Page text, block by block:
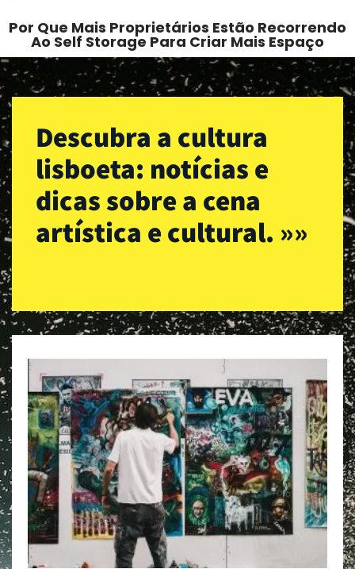
Por Que Mais Proprietários Estão Recorrendo
Ao Self Storage Para Criar Mais Espaço
Descubra a cultura
lisboeta: notícias e
dicas sobre a cena
artística e cultural. »»